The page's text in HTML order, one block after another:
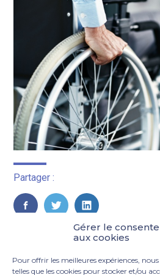
Gérer le
aux cookies
Pour offrir les meilleures expériences,
telles que les cookies pour stocker et/ou
Partager :
FaceBook
TwitterLinkedIn